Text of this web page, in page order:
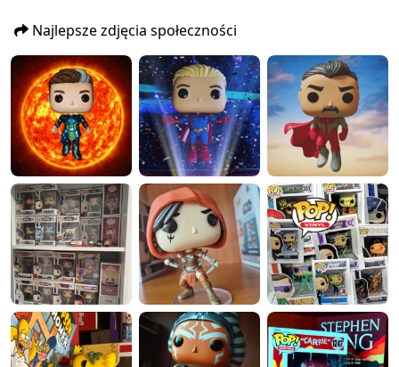
Najlepsze zdjęcia społeczności